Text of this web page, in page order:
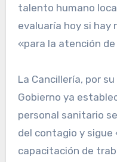
talento humano
evaluaría hoy si hay
«para la atención
La Cancillería, por
Gobierno ya
personal sanitario
del contagio y
capacitación de